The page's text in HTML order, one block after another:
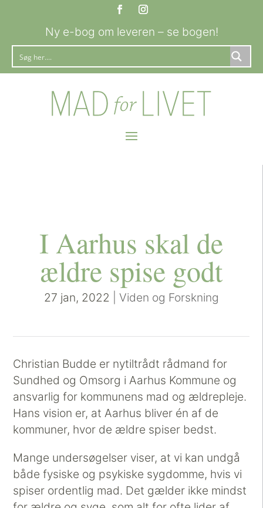
Ny e-bog om leveren – se bogen!
I Aarhus skal de
ældre spise godt
27 jan, 2022 Viden og Forskning
Christian Budde er nytiltrådt rådmand for
Sundhed og Omsorg i Aarhus Kommune og
ansvarlig for kommunens mad og ældrepleje.
Hans vision er, at Aarhus bliver én af de
kommuner, hvor de ældre spiser bedst.
Mange undersøgelser viser, at vi kan undgå
både fysiske og psykiske sygdomme, hvis vi
spiser ordentlig mad. Det gælder ikke mindst